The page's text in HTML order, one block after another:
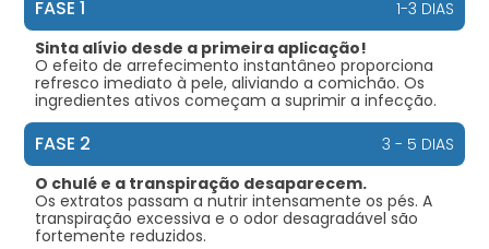
FASE 1
1-3 DIAS
Sinta alívio desde a primeira aplicação!
O efeito de arrefecimento instantâneo proporciona
refresco imediato à pele, aliviando a comichão. Os
ingredientes ativos começam a suprimir a infecção.
FASE 2
3 - 5 DIAS
O chulé e a transpiração desaparecem.
Os extratos passam a nutrir intensamente os pés. A
transpiração excessiva e o odor desagradável são
fortemente reduzidos.